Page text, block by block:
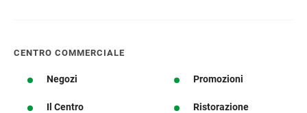
CENTRO COMMERCIALE
Negozi Promozioni
Il Centro Ristorazione